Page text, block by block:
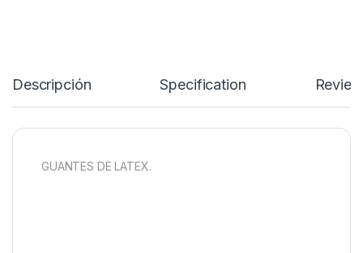
Descripción Specification
GUANTES DE LATEX.